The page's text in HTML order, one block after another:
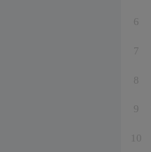
6
7
8
9
10